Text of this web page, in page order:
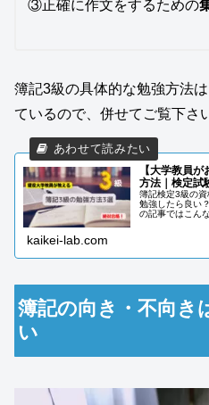
③正確に作文をするための
簿記3級の具体的な勉強方法
ているので、併せてご覧下さ
【大学教員
方法｜検定試
簿記検定3級の
勉強したら良い
の記事ではこん
kaikei-lab.com
簿記の向き・不向き
い